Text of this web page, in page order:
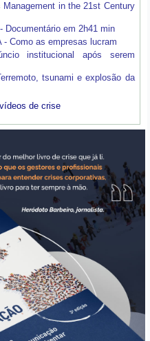
in the 21st Century
Documentário em 2h41 min
Como as empresas lucram
institucional após serem
tsunami e explosão da
de crise